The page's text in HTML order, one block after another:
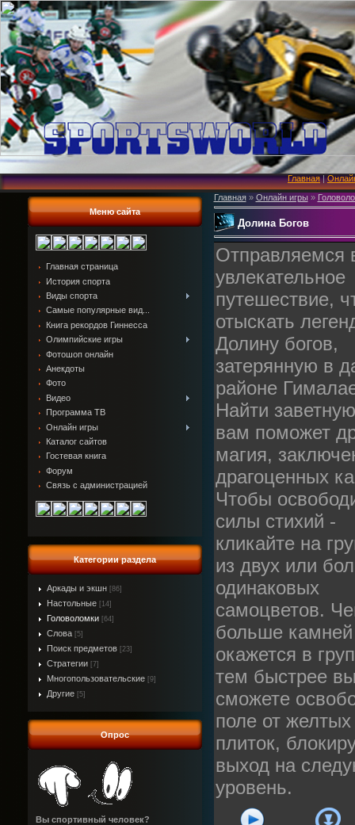
Главная|
Меню сайта
Главная страница
История спорта
Виды спорта
Самые популярные вид...
Книга рекордов Гиннесса
Олимпийские игры
Фотошоп онлайн
Анекдоты
Фото
Видео
Программа ТВ
Онлайн игры
Каталог сайтов
Гостевая книга
Форум
Связь с администрацией
Категории раздела
Аркады и экшн [86]
Настольные [14]
Головоломки [64]
Слова [5]
Поиск предметов [23]
Стратегии [7]
Многопользовательские [9]
Другие [5]
Опрос
Вы спортивный человек?
Главная» Онлайн игры»
Долина Богов
Отправляемся
увлекательное
путешествие,
отыскать
Долину богов,
затерянную в
районе
Найти
вам поможет
магия,
драгоценных
Чтобы
силы стихий -
кликайте на
из двух или
одинаковых
самоцветов.
больше камней
окажется в
тем быстрее
сможете
поле от желтых
плиток,
выход на
уровень.